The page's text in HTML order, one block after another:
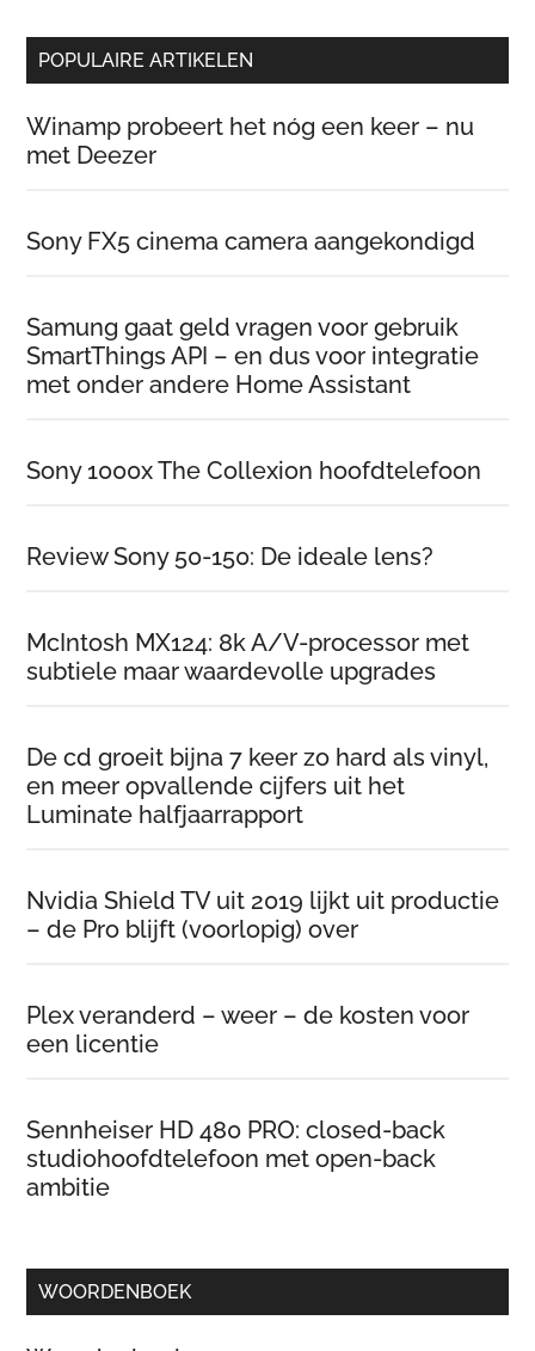
POPULAIRE ARTIKELEN
Winamp probeert het nóg een keer – nu
met Deezer
Sony FX5 cinema camera aangekondigd
Samung gaat geld vragen voor gebruik
SmartThings API – en dus voor integratie
met onder andere Home Assistant
Sony 1000x The Collexion hoofdtelefoon
Review Sony 50-150: De ideale lens?
McIntosh MX124: 8k A/V-processor met
subtiele maar waardevolle upgrades
De cd groeit bijna 7 keer zo hard als vinyl,
en meer opvallende cijfers uit het
Luminate halfjaarrapport
Nvidia Shield TV uit 2019 lijkt uit productie
– de Pro blijft (voorlopig) over
Plex veranderd – weer – de kosten voor
een licentie
Sennheiser HD 480 PRO: closed-back
studiohoofdtelefoon met open-back
ambitie
WOORDENBOEK